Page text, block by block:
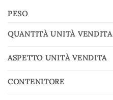
PESO
QUANTITÀ UNITÀ VENDITA
ASPETTO UNITÀ VENDITA
CONTENITORE